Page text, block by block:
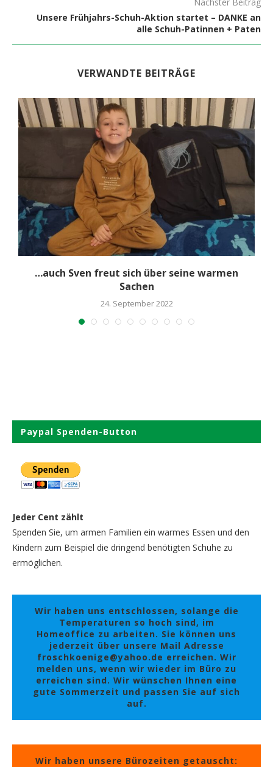
Unsere Frühjahrs-Schuh-Aktion startet – DANKE an
alle Schuh-Patinnen + Paten
VERWANDTE BEITRÄGE
…auch Sven freut sich über seine warmen
Sachen
24. September 2022
Paypal Spenden-Button
Jeder Cent zählt
Spenden Sie, um armen Familien ein warmes Essen und den
Kindern zum Beispiel die dringend benötigten Schuhe zu
ermöglichen.
Wir haben uns entschlossen, solange die
Temperaturen so hoch sind, im
Homeoffice zu arbeiten. Sie können uns
jederzeit über unsere Mail Adresse
froschkoenige@yahoo.de erreichen. Wir
melden uns, wenn wir wieder im Büro zu
erreichen sind. Wir wünschen Ihnen eine
gute Sommerzeit und passen Sie auf sich
auf.
Wir haben unsere Bürozeiten getauscht: